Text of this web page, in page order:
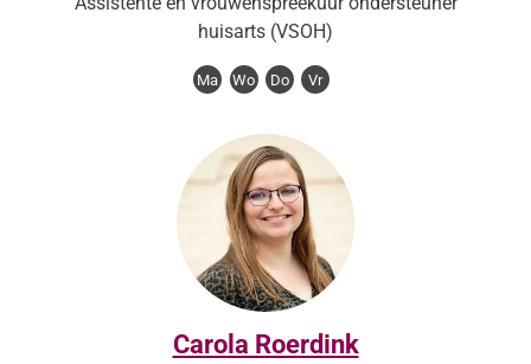
huisarts (VSOH)
Ma Wo Do Vr
Carola Roerdink